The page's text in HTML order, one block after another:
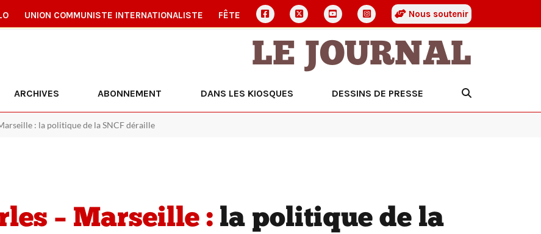
UNION COMMUNISTE INTERNATIONALISTE FÊTE Nous soutenir
LE JOURNAL
ARCHIVES ABONNEMENT DANS LES KIOSQUES DESSINS DE PRESSE
: la politique de la SNCF déraille
– Marseille : la politique de la